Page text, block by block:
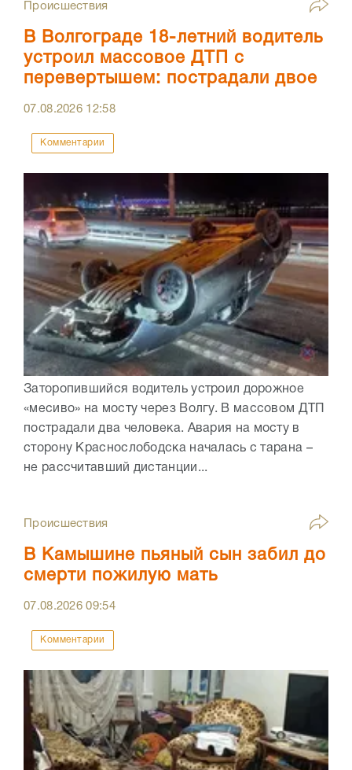
Происшествия
В Волгограде 18-летний водитель
устроил массовое ДТП с
перевертышем: пострадали двое
07.08.2026 12:58
Комментарии
Заторопившийся водитель устроил дорожное
«месиво» на мосту через Волгу. В массовом ДТП
пострадали два человека. Авария на мосту в
сторону Краснослободска началась с тарана –
не рассчитавший дистанции...
Происшествия
В Камышине пьяный сын забил до
смерти пожилую мать
07.08.202609:54
Комментарии